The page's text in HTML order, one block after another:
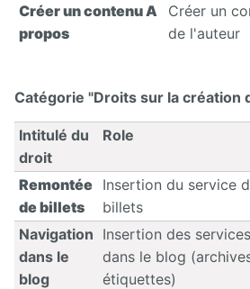
Explorer
starter
Exchange
External
Extra User
Management
Créer un contenu A
propos
Créer un
de l'auteur
Catégorie "Droits sur la création
Intitulé du
droit
Role
Remontée
de billets
Insertion du service
billets
Navigation
dans le
blog
Insertion des
dans le blog
étiquettes)